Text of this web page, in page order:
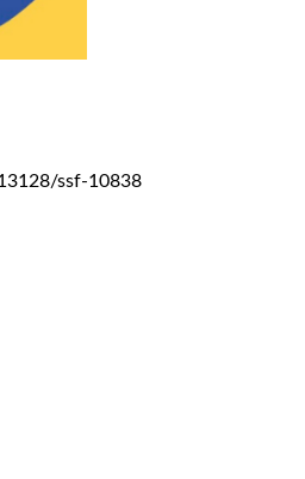
ssf-10838